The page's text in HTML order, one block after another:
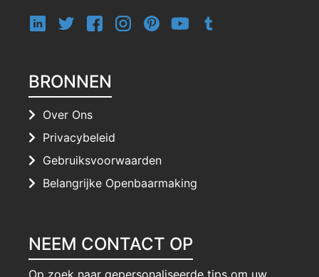
BRONNEN
Over Ons
Privacybeleid
Gebruiksvoorwaarden
Belangrijke Openbaarmaking
NEEM CONTACT OP